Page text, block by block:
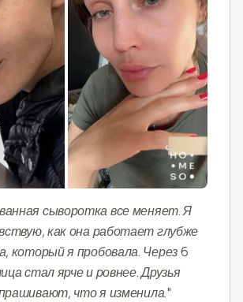
сыворотка все меняет. Я
как она работает глубже
который я пробовала. Через 6
стал ярче и ровнее. Друзья
что я изменила."